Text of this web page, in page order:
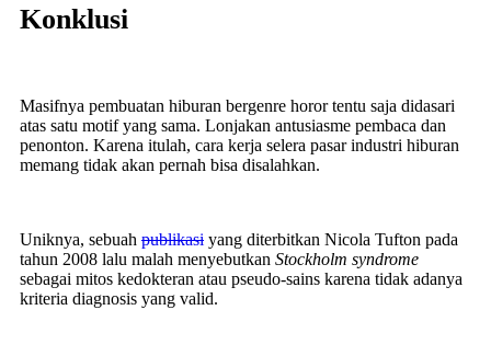
Konklusi
Masifnya pembuatan hiburan bergenre horor tentu saja didasari
atas satu motif yang sama. Lonjakan antusiasme pembaca dan
penonton. Karena itulah, cara kerja selera pasar industri hiburan
memang tidak akan pernah bisa disalahkan.
Uniknya, sebuah publikasi yang diterbitkan Nicola Tufton pada
tahun 2008 lalu malah menyebutkan Stockholm syndrome
sebagai mitos kedokteran atau pseudo-sains karena tidak adanya
kriteria diagnosis yang valid.